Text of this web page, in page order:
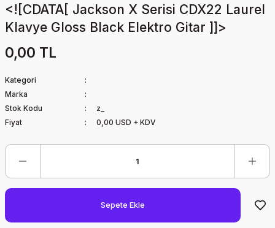
<![CDATA[ Jackson X Serisi CDX22 Laurel
Klavye Gloss Black Elektro Gitar ]]>
0,00 TL
Kategori
Marka
Stok Kodu
z_
Fiyat
0,00 USD + KDV
Sepete Ekle